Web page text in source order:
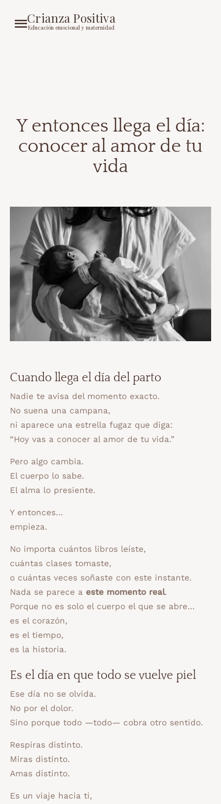
Crianza Positiva
Educación emocional y maternidad
Y entonces llega el día:
conocer al amor de tu
vida
Cuando llega el día del parto
Nadie te avisa del momento exacto.
No suena una campana,
ni aparece una estrella fugaz que diga:
“Hoy vas a conocer al amor de tu vida.”
Pero algo cambia.
El cuerpo lo sabe.
El alma lo presiente.
Y entonces…
empieza.
No importa cuántos libros leíste,
cuántas clases tomaste,
o cuántas veces soñaste con este instante.
Nada se parece a este momento real.
Porque no es solo el cuerpo el que se abre…
es el corazón,
es el tiempo,
es la historia.
Es el día en que todo se vuelve piel
Ese día no se olvida.
No por el dolor.
Sino porque todo —todo— cobra otro sentido.
Respiras distinto.
Miras distinto.
Amas distinto.
Es un viaje hacia ti,